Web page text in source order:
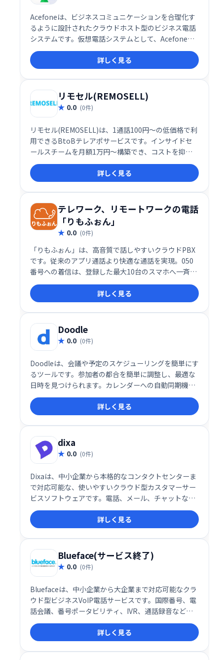
Acefoneは、ビジネスコミュニケーションを合理化す
るように設計されたクラウドホスト型のビジネス電話
システムです。仮想電話システムとして、Acefone
は、より効率的な顧客サービスとより簡単なチームコ
ラボレーションのための多用途の電話システムを持つ
ことから企業が利益を得るのを助けることができま
す。
詳しく見る
リモセル(REMOSELL)
0.0 (0件)
リモセル(REMOSELL)は、1通話100円〜の低価格で利
用できるBtoBテレアポサービスです。インサイドセ
ールスチームを月額1万円〜構築でき、コストを抑え
つつ効率的な営業活動を展開できます。必要な時に必
要なだけ利用できる柔軟性も魅力です。
詳しく見る
テレワーク、リモートワークの電話
「りもふぉん」
0.0 (0件)
「りもふぉん」は、高音質で話しやすいクラウドPBX
です。従来のアプリ通話より快適な通話を実現。050
番号への着信は、登録した最大10台のスマホへ一斉着
信します。登録台数が増えても料金は変わりません。
テレワーク・リモートワークに最適な、分かりやすく
使いやすいシステムです。複雑な設定は不要で、すぐ
に導入できます。
詳しく見る
Doodle
0.0 (0件)
Doodleは、会議や予定のスケジューリングを簡単にす
るツールです。参加者の都合を簡単に調整し、最適な
日時を見つけられます。カレンダーへの自動同期機能
も搭載。無料プランもあり、時間と労力の節約に役立
ちます。
詳しく見る
dixa
0.0 (0件)
Dixaは、中小企業から本格的なコンタクトセンターま
で対応可能な、使いやすいクラウド型カスタマーサー
ビスソフトウェアです。電話、メール、チャットなど
マルチチャネルに対応し、リアルタイムでパーソナル
な顧客サポートを提供します。Webブラウザで動作
し、追加のソフトウェアインストールやIT専門家のサ
ポートは不要です。場所を選ばず、いつでもどこでも
アクセス可能です。
詳しく見る
Blueface(サービス終了)
0.0 (0件)
Bluefaceは、中小企業から大企業まで対応可能なクラ
ウド型ビジネスVoIP電話サービスです。国際番号、電
話会議、番号ポータビリティ、IVR、通話録音など、
豊富な機能を提供。通話内容の保存によるトレーニン
グやコンプライアンスにも貢献します。コスト効率に
優れた、ビジネスコミュニケーションを最適化するソ
リューションです。
詳しく見る